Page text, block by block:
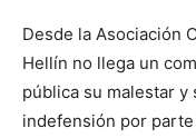
Desde la Asociación
Hellín no llega un
pública su malestar
indefensión por